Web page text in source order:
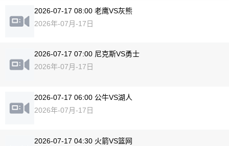
2026-07-17 08:00 老鹰VS灰熊
2026年-07月-17日
2026-07-17 07:00 尼克斯VS勇士
2026年-07月-17日
2026-07-17 06:00 公牛VS湖人
2026年-07月-17日
2026-07-17 04:30 火箭VS篮网